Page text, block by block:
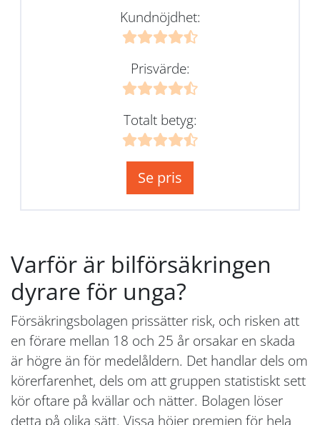
Kundnöjdhet:
Prisvärde:
Totalt betyg:
Se pris
Varför är bilförsäkringen
dyrare för unga?
Försäkringsbolagen prissätter risk, och risken att
en förare mellan 18 och 25 år orsakar en skada
är högre än för medelåldern. Det handlar dels om
körerfarenhet, dels om att gruppen statistiskt sett
kör oftare på kvällar och nätter. Bolagen löser
detta på olika sätt. Vissa höjer premien för hela